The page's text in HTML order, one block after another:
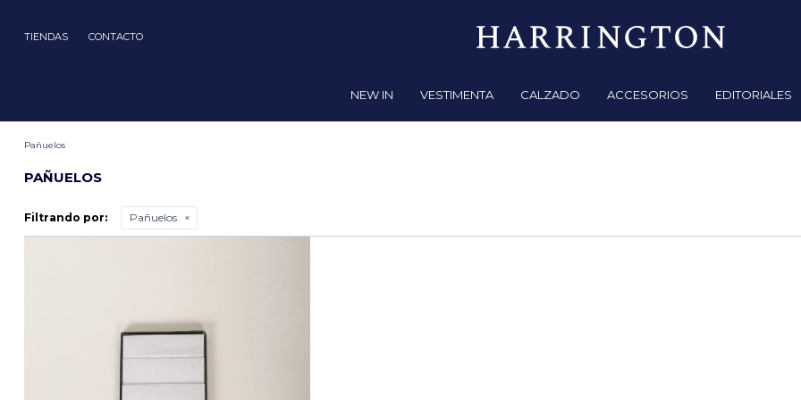
TIENDAS CONTACTO
NEW IN VESTIMENTA CALZADO ACCESORIOS EDITORIALES
Pañuelos
PAÑUELOS
Filtrando por: Pañuelos